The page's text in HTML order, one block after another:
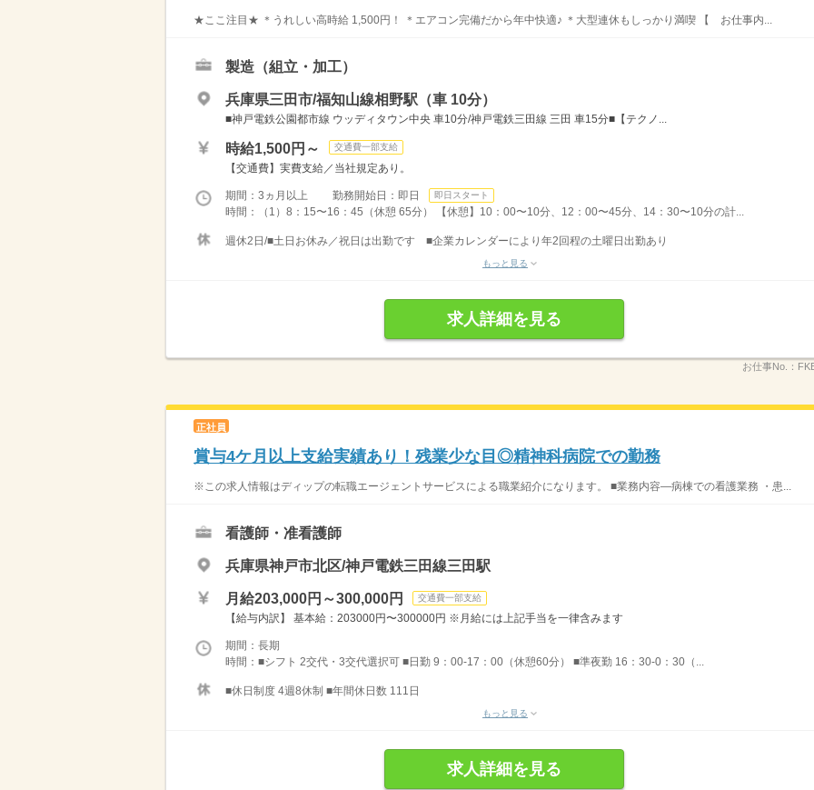
★ここ注目★ ＊うれしい高時給 1,500円！ ＊エアコン完備だから年中快適♪ ＊大型連休もしっかり満喫 【 お仕事内...
製造（組立・加工）
兵庫県三田市/福知山線相野駅（車 10分）
■神戸電鉄公園都市線 ウッディタウン中央 車10分/神戸電鉄三田線 三田 車15分■【テクノ...
時給1,500円～ 交通費一部支給
【交通費】実費支給／当社規定あり。
期間：3ヵ月以上 勤務開始日：即日 即日スタート
時間：（1）8：15〜16：45（休憩 65分） 【休憩】10：00〜10分、12：00〜45分、14：30〜10分の計...
週休2日/■土日お休み／祝日は出勤です ■企業カレンダーにより年2回程の土曜日出勤あり
もっと見る
求人詳細を見る
お仕事No.：
正社員
賞与4ケ月以上支給実績あり！残業少な目◎精神科病院での勤務
※この求人情報はディップの転職エージェントサービスによる職業紹介になります。 ■業務内容―病棟での看護業務 ・患...
看護師・准看護師
兵庫県神戸市北区/神戸電鉄三田線三田駅
月給203,000円～300,000円 交通費一部支給
【給与内訳】 基本給：203000円〜300000円 ※月給には上記手当を一律含みます
期間：長期
時間：■シフト 2交代・3交代選択可 ■日勤 9：00-17：00（休憩60分） ■準夜勤 16：30-0：30（...
■休日制度 4週8休制 ■年間休日数 111日
もっと見る
求人詳細を見る